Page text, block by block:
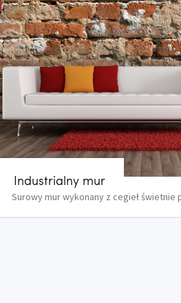
Industrialny mur
Surowy mur wykonany z cegieł świetnie